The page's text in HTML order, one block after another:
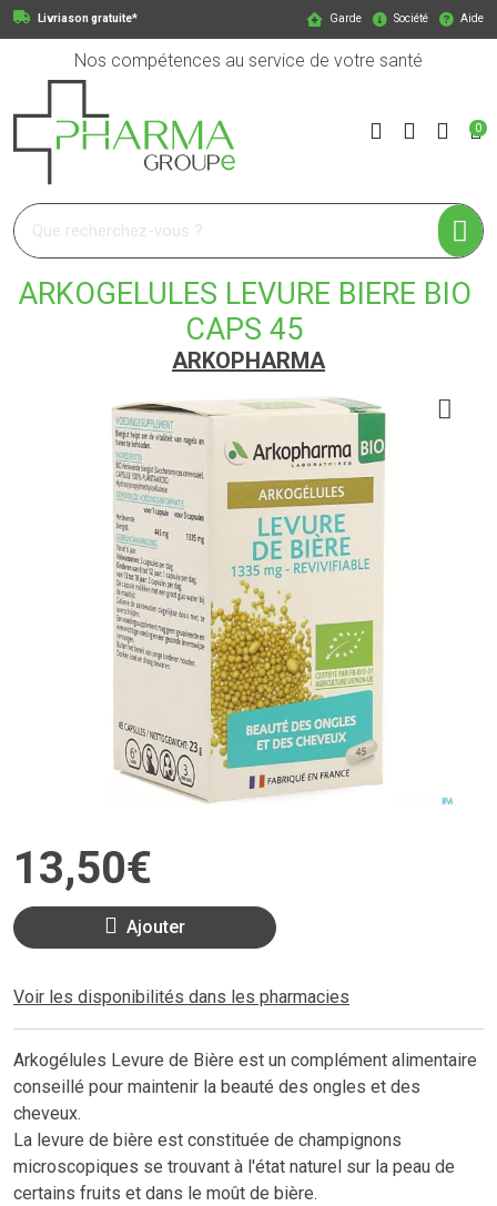
Livriason gratuite* Garde Société Aide
Nos compétences au service de votre santé
Pharmagroupe Votre pharmacie en ligne à votre service
0
ARKOGELULES LEVURE BIERE BIO
CAPS 45
ARKOPHARMA
13,50€
Ajouter
Voir les disponibilités dans les pharmacies
Arkogélules Levure de Bière est un complément alimentaire
conseillé pour maintenir la beauté des ongles et des
cheveux.
La levure de bière est constituée de champignons
microscopiques se trouvant à l'état naturel sur la peau de
certains fruits et dans le moût de bière.